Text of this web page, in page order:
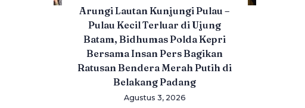
Arungi Lautan Kunjungi Pulau –
Pulau Kecil Terluar di Ujung
Batam, Bidhumas Polda Kepri
Bersama Insan Pers Bagikan
Ratusan Bendera Merah Putih di
Belakang Padang
Agustus 3, 2026